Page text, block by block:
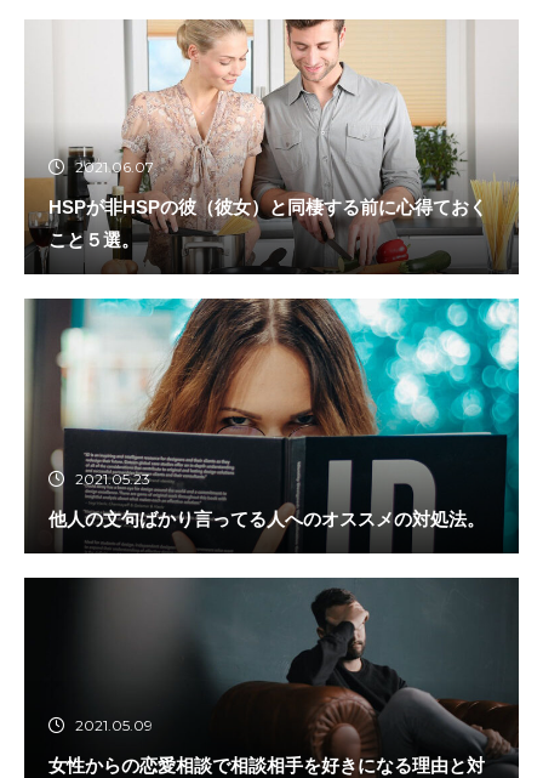
2021.06.07
HSPが非HSPの彼（彼女）と同棲する前に心得ておく
こと５選。
2021.05.23
他人の文句ばかり言ってる人へのオススメの対処法。
2021.05.09
女性からの恋愛相談で相談相手を好きになる理由と対